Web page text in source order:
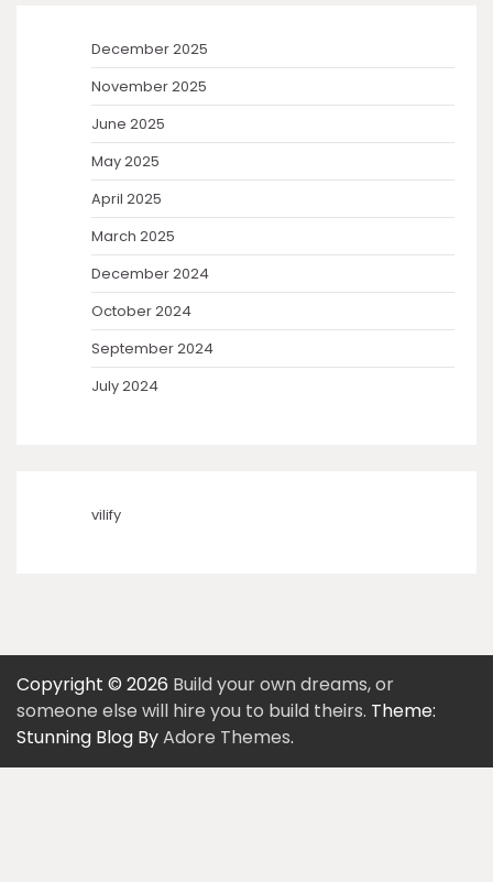
December 2025
November 2025
June 2025
May 2025
April 2025
March 2025
December 2024
October 2024
September 2024
July 2024
vilify
Copyright © 2026 Build your own dreams, or
someone else will hire you to build theirs. Theme:
Stunning Blog ByAdore Themes.